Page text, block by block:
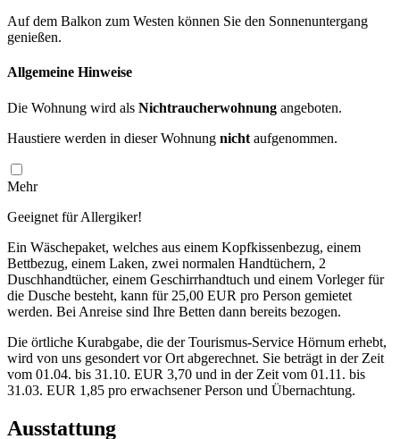
Auf dem Balkon zum Westen können Sie den Sonnenuntergang
genießen.
Allgemeine Hinweise
Die Wohnung wird als Nichtraucherwohnung angeboten.
Haustiere werden in dieser Wohnung nicht aufgenommen.
Mehr
Geeignet für Allergiker!
Ein Wäschepaket, welches aus einem Kopfkissenbezug, einem
Bettbezug, einem Laken, zwei normalen Handtüchern, 2
Duschhandtücher, einem Geschirrhandtuch und einem Vorleger für
die Dusche besteht, kann für 25,00 EUR pro Person gemietet
werden. Bei Anreise sind Ihre Betten dann bereits bezogen.
Die örtliche Kurabgabe, die der Tourismus-Service Hörnum erhebt,
wird von uns gesondert vor Ort abgerechnet. Sie beträgt in der Zeit
vom 01.04. bis 31.10. EUR 3,70 und in der Zeit vom 01.11. bis
31.03. EUR 1,85 pro erwachsener Person und Übernachtung.
Ausstattung